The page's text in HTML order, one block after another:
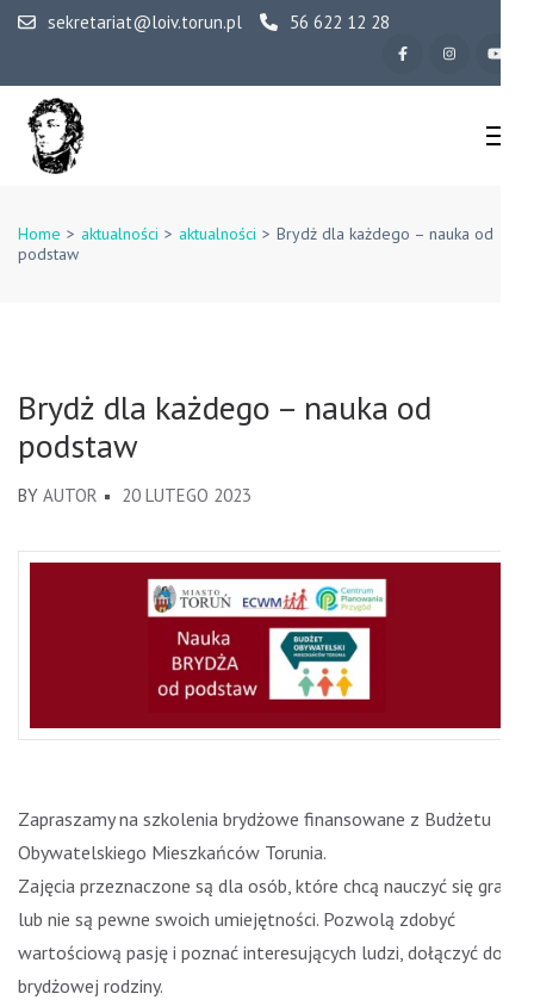
Skip
content
(Press
Enter)
sekretariat@loiv.torun.pl 56 622 12 28
Ogólnokształcące w
Home > aktualności > aktualności > Brydż dla każdego – nauka od
podstaw
Brydż dla każdego – nauka od
podstaw
BY AUTOR 20 LUTEGO 2023
Zapraszamy na szkolenia brydżowe finansowane z Budżetu
Obywatelskiego Mieszkańców Torunia.
Zajęcia przeznaczone są dla osób, które chcą nauczyć się grać
lub nie są pewne swoich umiejętności. Pozwolą zdobyć
wartościową pasję i poznać interesujących ludzi, dołączyć do
brydżowej rodziny.